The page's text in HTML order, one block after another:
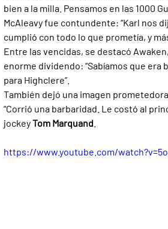
bien a la milla. Pensamos en las 1000
McAleavy fue contundente: “Karl nos
cumplió con todo lo que prometía, y
Entre las vencidas, se destacó
enorme dividendo: “Sabíamos que
para Highclere”.
También dejó una imagen
“Corrió una barbaridad. Le costó al
jockey Tom Marquand
https://www.youtube.com/